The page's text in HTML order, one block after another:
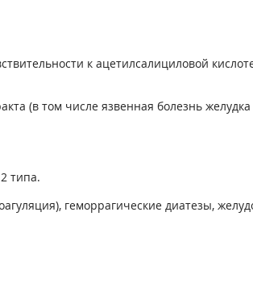
к ацетилсалициловой
(в том числе язвенная болезнь желудка
типа.
геморрагические диатезы,